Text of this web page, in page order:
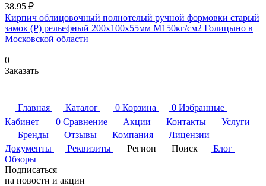
38.95 ₽
Кирпич облицовочный полнотелый ручной формовки старый
замок (Р) рельефный 200х100х55мм М150кг/см2 Голицыно в
Московской области
0
Заказать
Главная Каталог 0 Корзина 0 Избранные
Кабинет
0 Сравнение Акции Контакты
Услуги
Бренды
Отзывы Компания
Лицензии
Документы
Реквизиты Регион Поиск
Блог
Обзоры
Подписаться
на новости и акции